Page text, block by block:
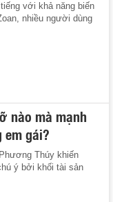
với khả năng biến
nhiều người dùng
nào mà mạnh
gái?
Thúy khiến
ý bởi khối tài sản